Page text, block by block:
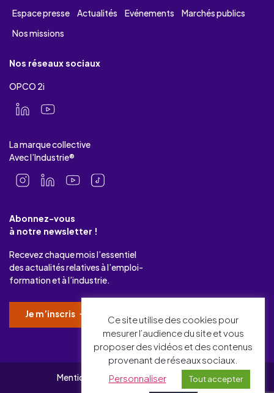
Espace presse
Actualités Evénements
Marchés publics
Nos missions
Nos réseaux sociaux
OPCO 2i
La marque collective
Avec l’Industrie®
Abonnez-vous
à notre newsletter !
Recevez chaque mois l’essentiel
des actualités relatives à l’emploi-
formation et à l’industrie.
Je m’inscris
Mentions légales Gérer mes cookies
Ce site utilise des cookies pour
mesurer l’audience du site et vous
proposer des vidéos et des contenus
provenant de réseaux sociaux.
Personnaliser
Tout accepter